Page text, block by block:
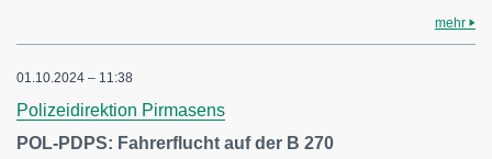
mehr
01.10.2024 – 11:38
Polizeidirektion Pirmasens
POL-PDPS: Fahrerflucht auf der B 270